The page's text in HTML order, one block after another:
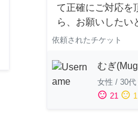
て正確にご対応を
ら、お願いしたい
依頼されたチケット
むぎ
女性 / 30代
sentiment_satisfied 21 sentiment_neutral 1